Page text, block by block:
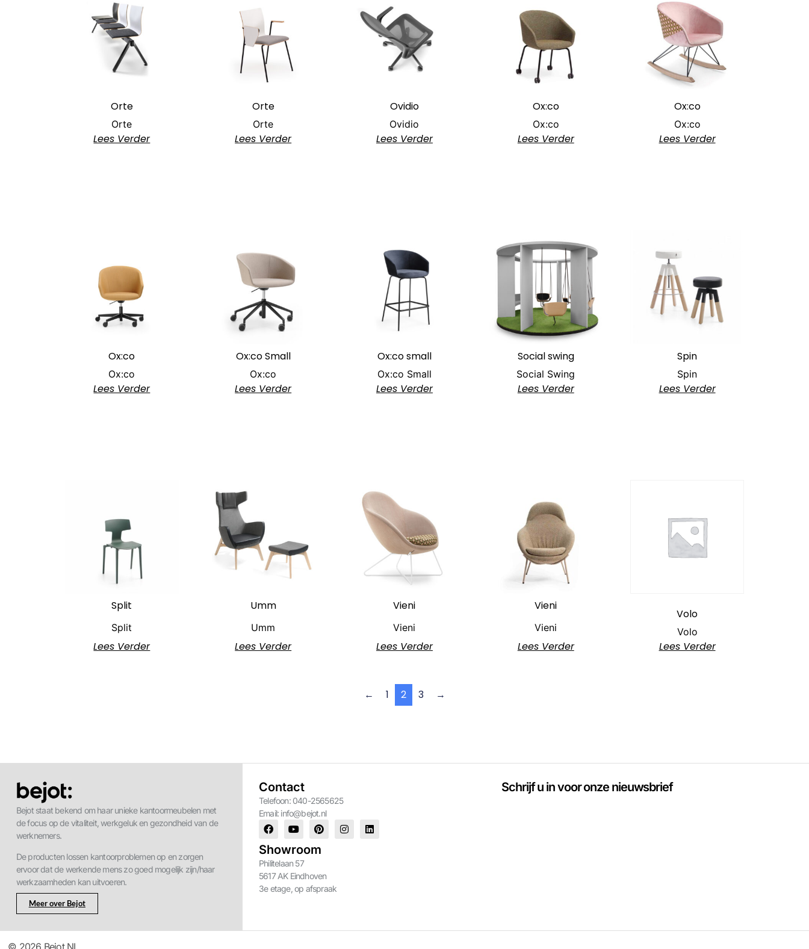
Orte
Orte
Lees Verder
Orte
Orte
Lees Verder
Ovidio
Ovidio
Lees Verder
Ox:co
Ox:co
Lees Verder
Ox:co
Ox:co
Lees Verder
Ox:co
Ox:co
Lees Verder
Ox:co Small
Ox:co
Lees Verder
Ox:co small
Ox:co Small
Lees Verder
Social swing
Social Swing
Lees Verder
Spin
Spin
Lees Verder
Split
Split
Lees Verder
Umm
Umm
Lees Verder
Vieni
Vieni
Lees Verder
Vieni
Vieni
Lees Verder
Volo
Volo
Lees Verder
← 1 2 3 →
Bejot staat bekend om haar unieke kantoormeubelen met
de focus op de vitaliteit, werkgeluk en gezondheid van de
werknemers.
De producten lossen kantoorproblemen op en zorgen
ervoor dat de werkende mens zo goed mogelijk zijn/haar
werkzaamheden kan uitvoeren.
Meer over Bejot
Contact
Telefoon: 040-2565625
Email: info@bejot.nl
Showroom
Philitelaan 57
5617 AK Eindhoven
3e etage, op afspraak
Schrijf u in voor onze nieuwsbrief
© 2026 Bejot NL